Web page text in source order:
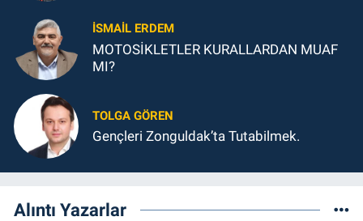
İSMAIL ERDEM
MOTOSİKLETLER KURALLARDAN MUAF
MI?
TOLGA GÖREN
Gençleri Zonguldak’ta Tutabilmek.
Alıntı Yazarlar